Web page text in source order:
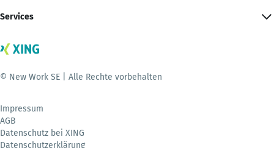
Services
© New Work SE | Alle Rechte vorbehalten
Impressum
AGB
Datenschutz bei XING
Datenschutzerklärung